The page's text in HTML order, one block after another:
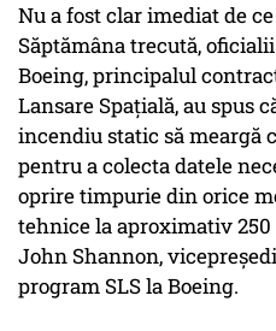
Nu a fost clar imediat de
Săptămâna trecută,
Boeing, principalul
Lansare Spațială, au spus
incendiu static să meargă
pentru a colecta datele
oprire timpurie din orice
tehnice la aproximativ 250
John Shannon,
program SLS la Boeing.